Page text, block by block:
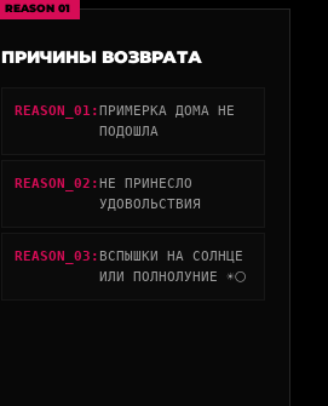
REASON 01
ПРИЧИНЫ ВОЗВРАТА
REASON_01:ПРИМЕРКА ДОМА НЕ
ПОДОШЛА
REASON_02:НЕ ПРИНЕСЛО
УДОВОЛЬСТВИЯ
REASON_03: ВСПЫШКИ НА СОЛНЦЕ
ИЛИ ПОЛНОЛУНИЕ ☀️🌕